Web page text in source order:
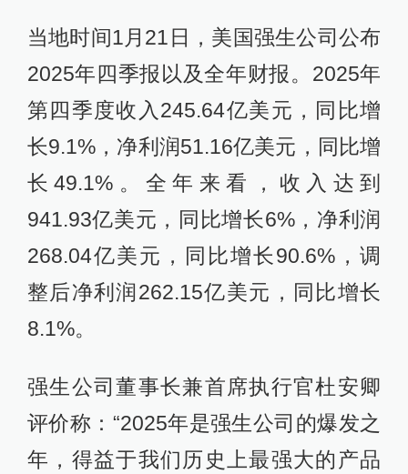
当地时间1月21日，美国强生公司公布
2025年四季报以及全年财报。2025年
第四季度收入245.64亿美元，同比增
长9.1%，净利润51.16亿美元，同比增
长49.1%。全年来看，收入达到
941.93亿美元，同比增长6%，净利润
268.04亿美元，同比增长90.6%，调
整后净利润262.15亿美元，同比增长
8.1%。
强生公司董事长兼首席执行官杜安卿
评价称：“2025年是强生公司的爆发之
年，得益于我们历史上最强大的产品